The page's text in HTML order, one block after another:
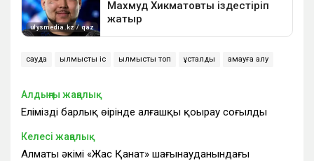
сауда қылмыстық іс қылмыстық топ ұсталды қамауға алу
Алдыңғы жаңалық
Еліміздің барлық өңірінде алғашқы қоңырау соғылды
Келесі жаңалық
Алматы әкімі «Жас Қанат» шағынауданындағы